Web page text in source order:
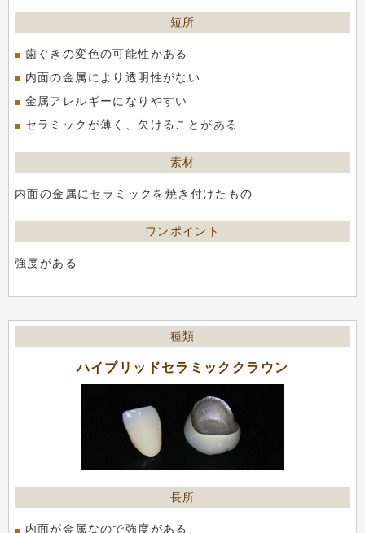
歯ぐきの変色の可能性がある
内面の金属により透明性がない
金属アレルギーになりやすい
セラミックが薄く、欠けることがある
内面の金属にセラミックを焼き付けたもの
強度がある
ハイブリッドセラミッククラウン
内面が金属なので強度がある